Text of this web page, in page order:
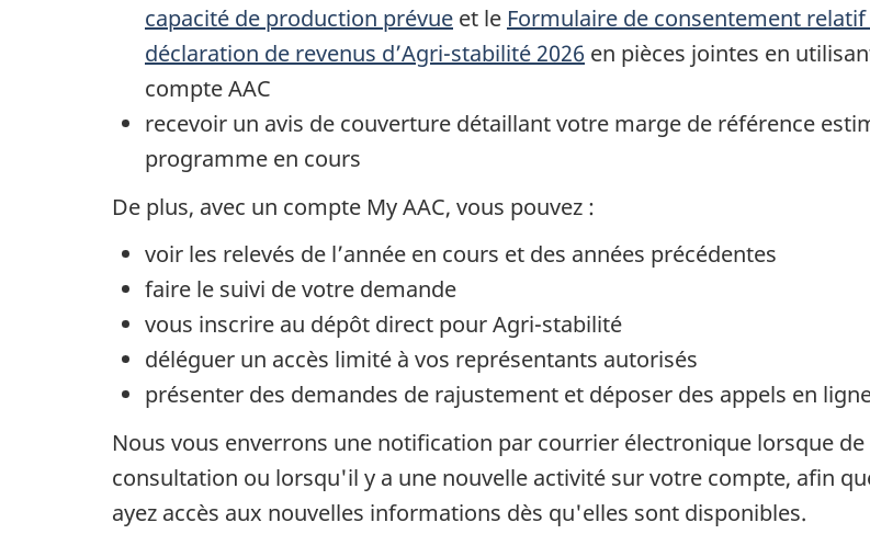
capacité de production prévue et le Formulaire de consentement
déclaration de revenus d’Agri-stabilité 2026 en pièces jointes en
compte AAC
recevoir un avis de couverture détaillant votre marge de référence
programme en cours
De plus, avec un compte My AAC, vous pouvez :
voir les relevés de l’année en cours et des années précédentes
faire le suivi de votre demande
vous inscrire au dépôt direct pour Agri-stabilité
déléguer un accès limité à vos représentants autorisés
présenter des demandes de rajustement et déposer des appels en
Nous vous enverrons une notification par courrier électronique lorsque
consultation ou lorsqu'il y a une nouvelle activité sur votre compte, afin
ayez accès aux nouvelles informations dès qu'elles sont disponibles.